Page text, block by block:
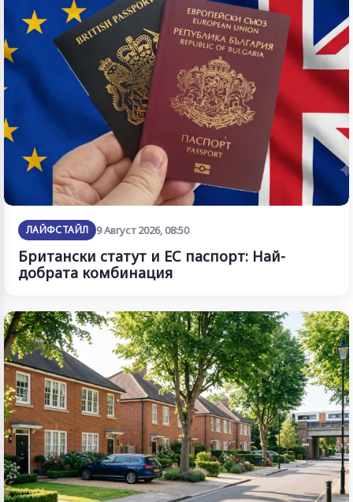
ЛАЙФСТАЙЛ 9 Август 2026, 08:50
Британски статут и ЕС паспорт: Най-
добрата комбинация